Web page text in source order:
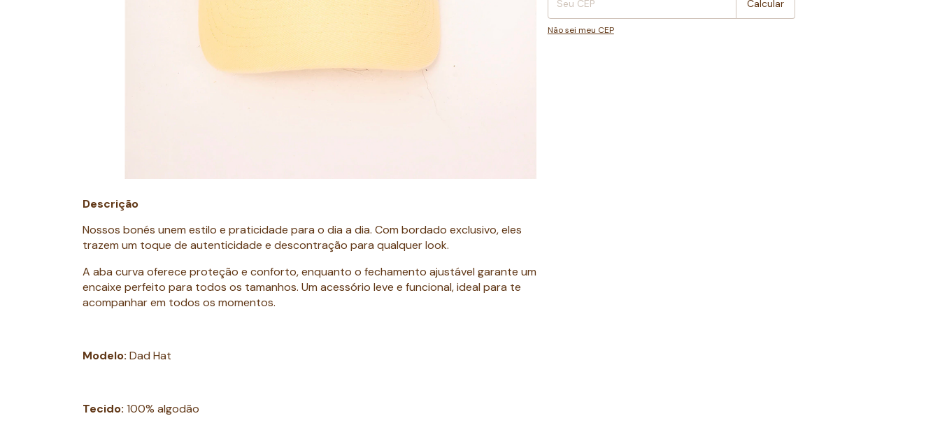
Calcular
Não sei meu CEP
Descrição
Nossos bonés unem estilo e praticidade para o dia a dia. Com bordado exclusivo, eles
trazem um toque de autenticidade e descontração para qualquer look.
A aba curva oferece proteção e conforto, enquanto o fechamento ajustável garante um
encaixe perfeito para todos os tamanhos. Um acessório leve e funcional, ideal para te
acompanhar em todos os momentos.
Modelo: Dad Hat
Tecido: 100% algodão